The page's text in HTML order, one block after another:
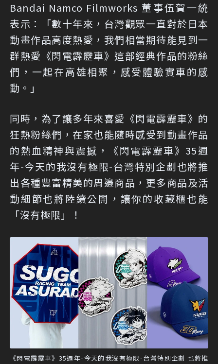
Bandai Namco Filmworks 董事伍賀一統
表示：「數十年來，台灣觀眾一直對於日本
動畫作品高度熱愛，我們相當期待能見到一
群熱愛《閃電霹靂車》這部經典作品的粉絲
們，一起在高雄相聚，感受體驗實車的感
動。」
同時，為了讓多年來喜愛《閃電霹靂車》的
狂熱粉絲們，在家也能隨時感受到動畫作品
的熱血精神與震撼，《閃電霹靂車》35週
年-今天的我沒有極限-台灣特別企劃也將推
出各種豐富精美的周邊商品，更多商品及活
動細節也將陸續公開，讓你的收藏櫃也能
「沒有極限」！
《閃電霹靂車》35週年-今天的我沒有極限-台灣特別企劃 也將推